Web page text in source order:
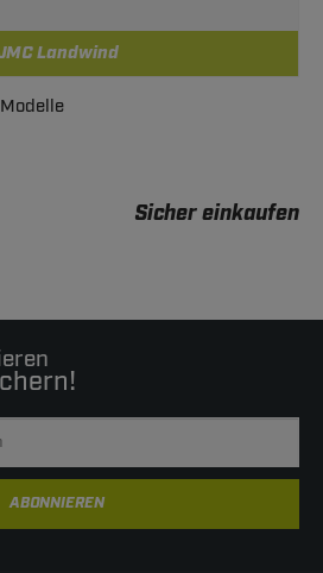
Landwind
Sicher einkaufen
ABONNIEREN